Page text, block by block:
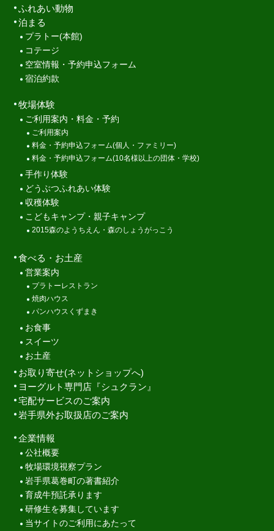
ふれあい動物
泊まる
プラトー(本館)
コテージ
空室情報・予約申込フォーム
宿泊約款
牧場体験
ご利用案内・料金・予約
ご利用案内
料金・予約申込フォーム(個人・ファミリー)
料金・予約申込フォーム(10名様以上の団体・学校)
手作り体験
どうぶつふれあい体験
収穫体験
こどもキャンプ・親子キャンプ
2015森のようちえん・森のしょうがっこう
食べる・お土産
営業案内
プラトーレストラン
焼肉ハウス
パンハウスくずまき
お食事
スイーツ
お土産
お取り寄せ(ネットショップへ)
ヨーグルト専門店『シュクラン』
宅配サービスのご案内
岩手県外お取扱店のご案内
企業情報
公社概要
牧場環境視察プラン
岩手県葛巻町の著書紹介
育成牛預託承ります
研修生を募集しています
当サイトのご利用にあたって